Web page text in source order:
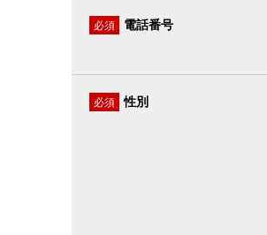
必須 電話番号
必須
性別